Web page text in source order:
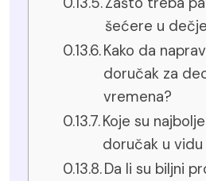
šećere u
Kako da
doručak za
vremena?
Koje su
doručak u
Da li su biljni